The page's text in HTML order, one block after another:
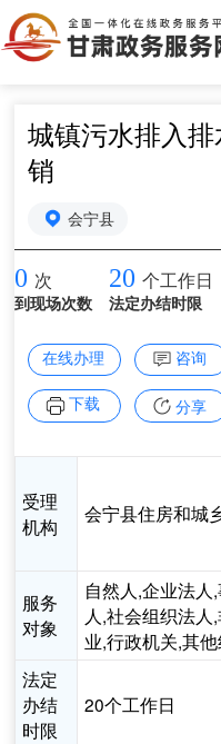
城镇污水排入
销
会宁县
0 次
到现场次数
20 个工作日
法定办结时限
在线办理 咨询
下载 分享
受理
机构
会宁县住房和城
服务
对象
自然人,企业法人
人,社会组织法人
业,行政机关,其
法定
办结
时限
20个工作日